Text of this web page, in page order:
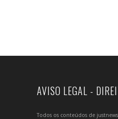
AVISO LEGAL -
Todos os conteúdos de